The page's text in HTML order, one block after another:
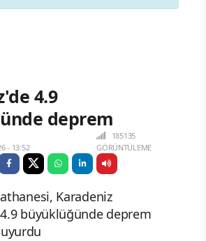
4.9
deprem
- 13:52
185135
GÖRÜNTÜLEME
Karadeniz
4.9 büyüklüğünde deprem